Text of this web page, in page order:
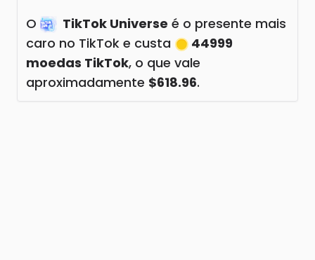
O TikTok Universe é o presente mais
caro no TikTok e custa
44999
moedas TikTok, o que vale
aproximadamente $618.96.